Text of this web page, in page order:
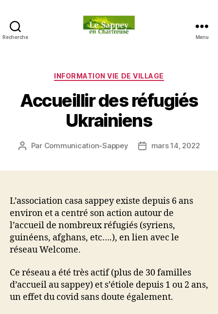
Recherche
en
Chartreuse
Menu
Catégories
INFORMATION VIE DE VILLAGE
Accueillir des réfugiés
Ukrainiens
Auteur
Par Communication-Sappey
Datemars 14, 2022
L’association casa sappey existe depuis 6 ans
environ et a centré son action autour de
l’accueil de nombreux réfugiés (syriens,
guinéens, afghans, etc….), en lien avec le
réseau Welcome.
Ce réseau a été très actif (plus de 30 familles
d’accueil au sappey) et s’étiole depuis 1 ou 2 ans,
un effet du covid sans doute également.